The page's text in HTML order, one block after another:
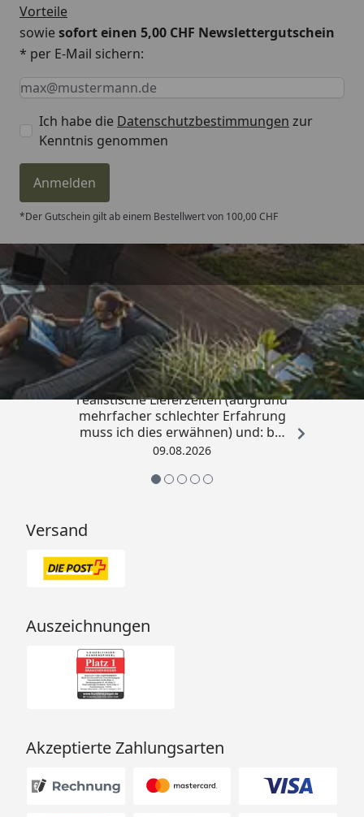
Schallleistungspegel, LWA
Schneidausrüstung
Kettenteilung
1/4
Empfohlene Schwertlänge, min -
Kettengeschwindigkeit bei max.
Leistung
Abmessungen
Gewicht (exkl. Batterie,
Schneidzubehör)
4,9 kg
Garantie
2 Jahre
Produktabmessungen
Husqvarna Akku-Hochentaster 530iPT5
(536LiPT5) Bedienungsanleitung
Vorteile
sowiesofort einen 5,00 CHF Newslettergutschein
* per E-Mail sichern:
Keine Eingabe erforderlich
Eingabe erforderlich
E-Mail *
Ich habe die Datenschutzbestimmungen zur
Kenntnis genommen
Anmelden
*Der Gutschein gilt ab einem Bestellwert von 100,00 CHF
Trusted Shops
4,81/ 5
„Sehr gute Qualitäts-Markenware,
realistische Lieferzeiten (aufgrund
mehrfacher schlechter Erfahrung
muss ich dies erwähnen) und: bei
Kritik kommt die Antwort
Menschen mit Verstand und nicht
(auch dass ist leider immer öfter
09.08.2026
Versand
Auszeichnungen
Akzeptierte Zahlungsarten